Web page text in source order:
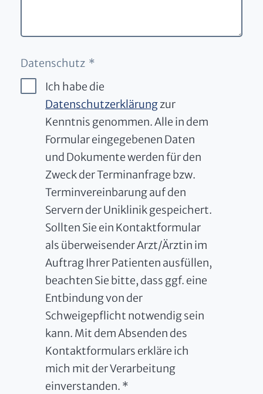
Datenschutz *
Ich habe die
Datenschutzerklärungzur
Kenntnis genommen. Alle in dem
Formular eingegebenen Daten
und Dokumente werden für den
Zweck der Terminanfrage bzw.
Terminvereinbarung auf den
Servern der Uniklinik gespeichert.
Sollten Sie ein Kontaktformular
als überweisender Arzt/Ärztin im
Auftrag Ihrer Patienten ausfüllen,
beachten Sie bitte, dass ggf. eine
Entbindung von der
Schweigepflicht notwendig sein
kann. Mit dem Absenden des
Kontaktformulars erkläre ich
mich mit der Verarbeitung
einverstanden. *